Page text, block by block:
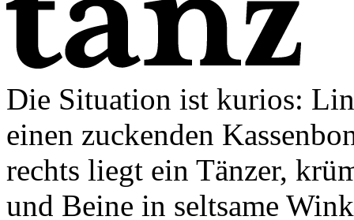
Die Situation ist kurios:
einen zuckenden
rechts liegt ein Tänzer,
und Beine in seltsame